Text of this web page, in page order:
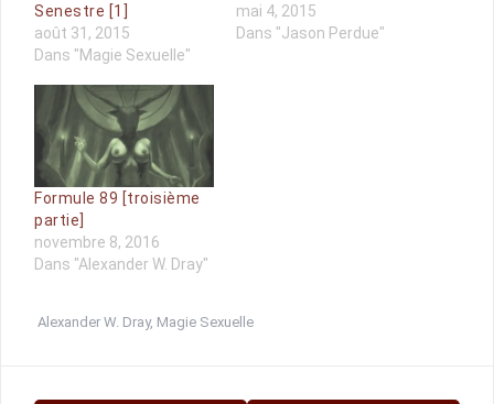
Senestre [1]
août 31, 2015
Dans "Magie Sexuelle"
mai 4, 2015
Dans "Jason Perdue"
Formule 89 [troisième
partie]
novembre 8, 2016
Dans "Alexander W. Dray"
Alexander W. Dray, Magie Sexuelle